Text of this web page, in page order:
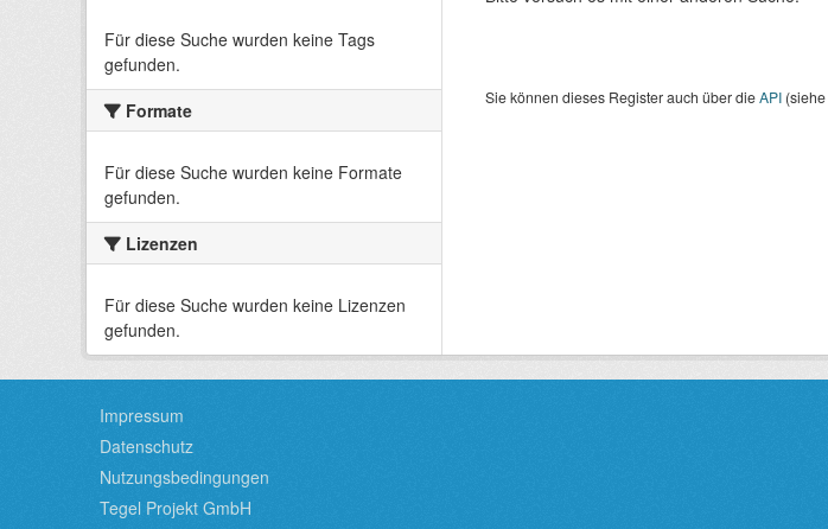
Für diese Suche wurden keine Tags
gefunden.
Formate
Für diese Suche wurden keine Formate
gefunden.
Lizenzen
Für diese Suche wurden keine Lizenzen
gefunden.
Sie können dieses Register auch über dieAPI(siehe
Impressum
Datenschutz
Nutzungsbedingungen
Tegel Projekt GmbH